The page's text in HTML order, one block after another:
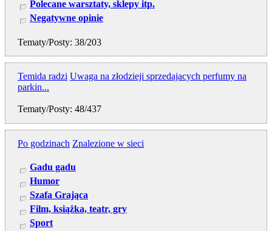
Polecane warsztaty, sklepy itp.
Negatywne opinie
Tematy/Posty: 38/203
Temida radzi Uwaga na złodzieji sprzedajacych perfumy na
parkin...
Tematy/Posty: 48/437
Po godzinach Znalezione w sieci
Gadu gadu
Humor
Szafa Grająca
Film, książka, teatr, gry
Sport